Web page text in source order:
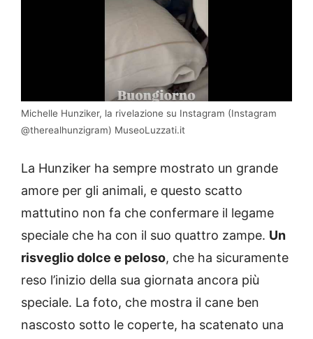
Michelle Hunziker, la rivelazione su Instagram (Instagram
@therealhunzigram) MuseoLuzzati.it
La Hunziker ha sempre mostrato un grande
amore per gli animali, e questo scatto
mattutino non fa che confermare il legame
speciale che ha con il suo quattro zampe. Un
risveglio dolce e peloso, che ha sicuramente
reso l’inizio della sua giornata ancora più
speciale. La foto, che mostra il cane ben
nascosto sotto le coperte, ha scatenato una